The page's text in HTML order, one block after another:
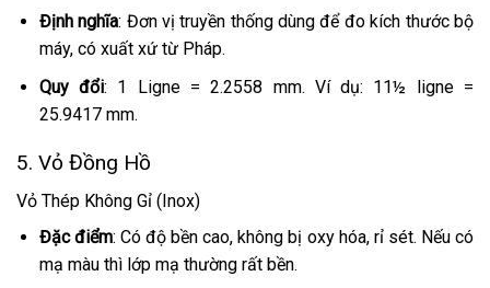
Định nghĩa: Đơn vị truyền thống dùng để đo kích thước bộ
máy, có xuất xứ từ Pháp.
Quy đổi: 1 Ligne = 2.2558 mm. Ví dụ: 11½ ligne =
25.9417 mm.
5. Vỏ Đồng Hồ
Vỏ Thép Không Gỉ (Inox)
Đặc điểm: Có độ bền cao, không bị oxy hóa, rỉ sét. Nếu có
mạ màu thì lớp mạ thường rất bền.